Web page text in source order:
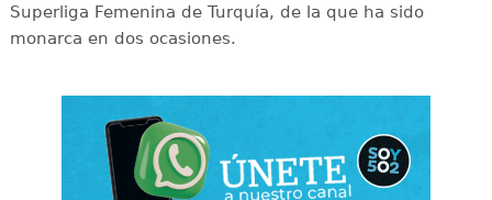
Superliga Femenina de Turquía, de la que ha sido
monarca en dos ocasiones.